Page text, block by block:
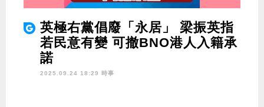
英極右黨倡廢「永居」 梁振英指
若民意有變 可撤BNO港人入籍承
諾
2025.09.24 18:29 時事